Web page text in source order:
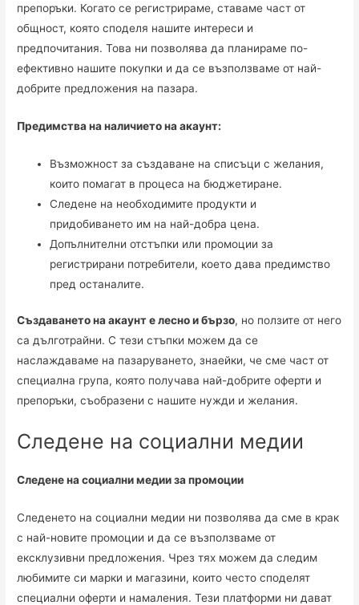
препоръки. Когато се регистрираме, ставаме част от
общност, която споделя нашите интереси и
предпочитания. Това ни позволява да планираме по-
ефективно нашите покупки и да се възползваме от най-
добрите предложения на пазара.
Предимства на наличието на акаунт:
Възможност за създаване на списъци с желания,
които помагат в процеса на бюджетиране.
Следене на необходимите продукти и
придобиването им на най-добра цена.
Допълнителни отстъпки или промоции за
регистрирани потребители, което дава предимство
пред останалите.
Създаването на акаунт е лесно и бързо, но ползите от него
са дълготрайни. С тези стъпки можем да се
наслаждаваме на пазаруването, знаейки, че сме част от
специална група, която получава най-добрите оферти и
препоръки, съобразени с нашите нужди и желания.
Следене на социални медии
Следене на социални медии за промоции
Следенето на социални медии ни позволява да сме в крак
с най-новите промоции и да се възползваме от
ексклузивни предложения. Чрез тях можем да следим
любимите си марки и магазини, които често споделят
специални оферти и намаления. Тези платформи ни дават